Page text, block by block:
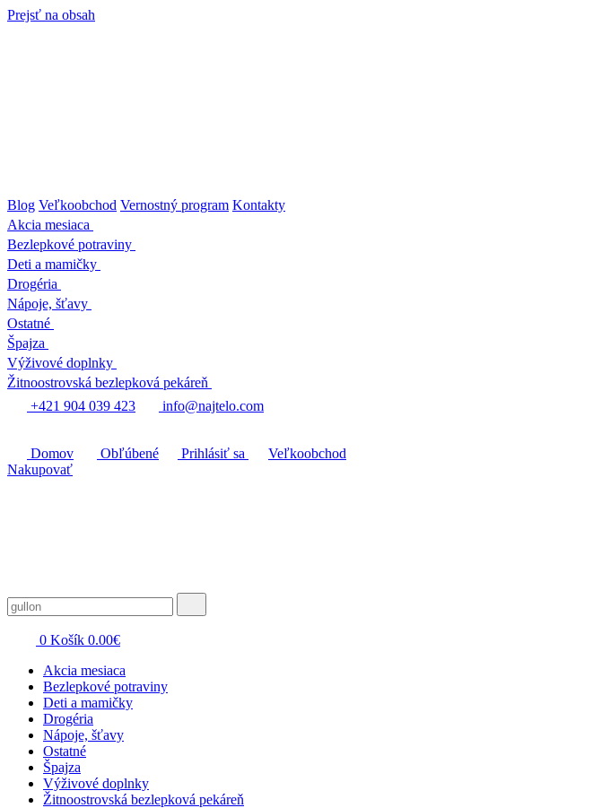
Prejsť na obsah
Blog Veľkoobchod Vernostný program Kontakty
Akcia mesiaca
Bezlepkové potraviny
Deti a mamičky
Drogéria
Nápoje, šťavy
Ostatné
Špajza
Výživové doplnky
Žitnoostrovská bezlepková pekáreň
+421 904 039 423
info@najtelo.com
Domov Obľúbené Prihlásiť sa
Veľkoobchod
Nakupovať
0 Košík 0.00€
Akcia mesiaca
Bezlepkové potraviny
Deti a mamičky
Drogéria
Nápoje, šťavy
Ostatné
Špajza
Výživové doplnky
Žitnoostrovská bezlepková pekáreň